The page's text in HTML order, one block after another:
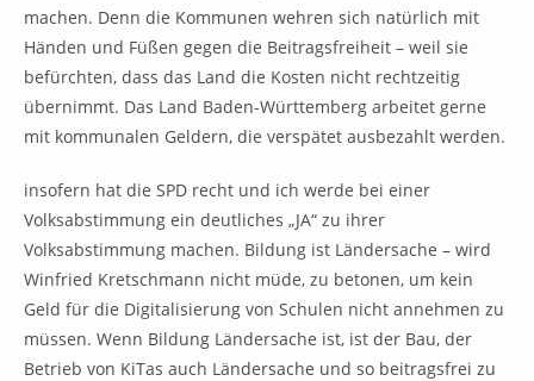
machen. Denn die Kommunen wehren sich natürlich mit
Händen und Füßen gegen die Beitragsfreiheit – weil sie
befürchten, dass das Land die Kosten nicht rechtzeitig
übernimmt. Das Land Baden-Württemberg arbeitet gerne
mit kommunalen Geldern, die verspätet ausbezahlt werden.
insofern hat die SPD recht und ich werde bei einer
Volksabstimmung ein deutliches „JA“ zu ihrer
Volksabstimmung machen. Bildung ist Ländersache – wird
Winfried Kretschmann nicht müde, zu betonen, um kein
Geld für die Digitalisierung von Schulen nicht annehmen zu
müssen. Wenn Bildung Ländersache ist, ist der Bau, der
Betrieb von KiTas auch Ländersache und so beitragsfrei zu